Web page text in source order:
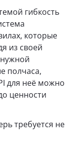
гибкость
которые
из своей
полчаса,
для неё можно
ценности
требуется не